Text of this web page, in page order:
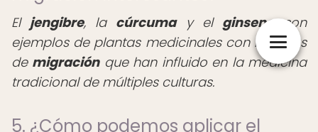
El jengibre, la cúrcumay el ginsengson
ejemplos de plantas medicinales con historias
de migraciónque han influido en la medicina
tradicional de múltiples culturas.
5. ¿Cómo podemos aplicar el